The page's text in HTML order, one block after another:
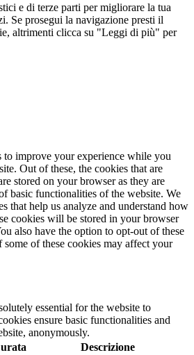
e di terze parti per migliorare la tua
Se prosegui la navigazione presti il
altrimenti clicca su "Leggi di più" per
to improve your experience while you
Out of these, the cookies that are
stored on your browser as they are
basic functionalities of the website. We
that help us analyze and understand how
cookies will be stored in your browser
also have the option to opt-out of these
of these cookies may affect your
essential for the website to
ensure basic functionalities and
anonymously.
Descrizione